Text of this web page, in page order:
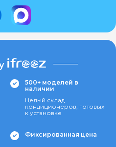
500+ моделей в
наличии
Целый склад
кондиционеров, готовых
к установке
Фиксированная цена